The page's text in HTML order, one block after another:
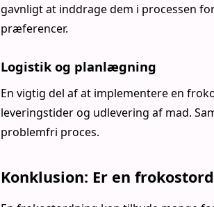
gavnligt at inddrage dem i processen
præferencer.
Logistik og planlægning
En vigtig del af at implementere en
leveringstider og udlevering af mad.
problemfri proces.
Konklusion: Er en